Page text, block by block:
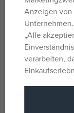
Kompatibel mit
Hergestellt
(PP), das frei
Abmessungen:
Gewicht: 69 g
Vej 2, 2860
Anzeigen von
„Alle
verarbeiten,